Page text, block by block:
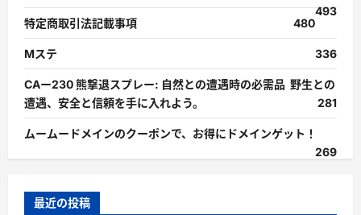
493
特定商取引法記載事項
480
Mステ 336
CAー230 熊撃退スプレー: 自然との遭遇時の必需品 野生との
遭遇、安全と信頼を手に入れよう。
281
ムームードメインのクーポンで、お得にドメインゲット！
269
最近の投稿